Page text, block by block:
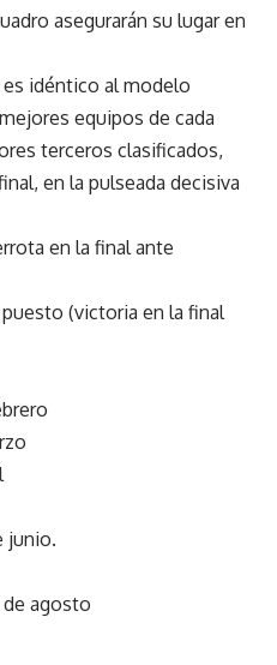
asegurarán su lugar en
idéntico al modelo
equipos de cada
terceros clasificados,
en la pulseada decisiva
en la final ante
(victoria en la final
junio.
de agosto